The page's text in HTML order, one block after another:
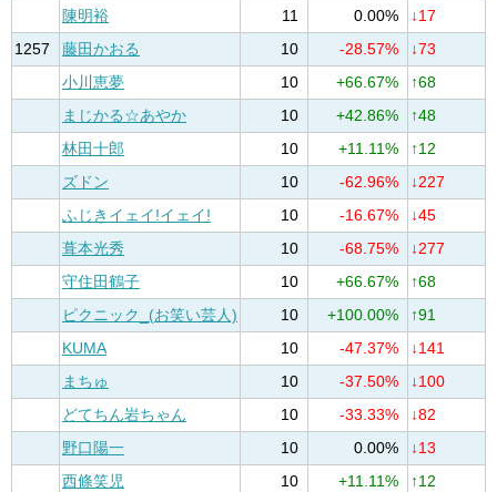
陳明裕
11 0.00%
↓17
1257
藤田かおる 10 -28.57%
↓73
小川恵夢
10 +66.67%
↑68
まじかる☆あやか
10 +42.86%
↑48
林田十郎
10 +11.11%
↑12
ズドン
10 -62.96%
↓227
ふじきイェイ!イェイ!
10 -16.67%
↓45
葺本光秀
10 -68.75%
↓277
守住田鶴子
10 +66.67%
↑68
ピクニック_(お笑い芸人)
10 +100.00%
↑91
KUMA
10 -47.37%
↓141
まちゅ
10 -37.50%
↓100
どてちん岩ちゃん
10 -33.33%
↓82
野口陽一
10 0.00%
↓13
西條笑児
10 +11.11%
↑12